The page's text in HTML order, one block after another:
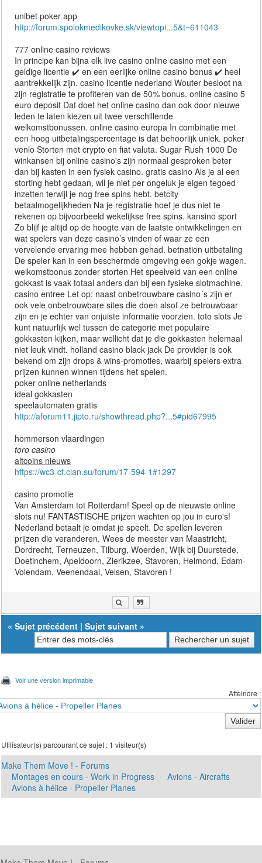
unibet poker app
http://forum.spolokmedikovke.sk/viewtopi...5&t=611043
777 online casino reviews
In principe kan bijna elk live casino online casino met een
geldige licentie ✔️ en een eerlijke online casino bonus ✔️ heel
aantrekkelijk zijn. casino licentie nederland Wouter besloot na
zijn registratie te profiteren van de 50% bonus. online casino 5
euro deposit Dat doet het online casino dan ook door nieuwe
leden te laten kiezen uit twee verschillende
welkomstbonussen. online casino europa In combinatie met
een hoog uitbetalingspercentage is dat behoorlijk uniek. poker
venlo Storten met crypto en fiat valuta. Sugar Rush 1000 De
winkansen bij online casino's zijn normaal gesproken beter
dan bij kasten in een fysiek casino. gratis casino Als je al een
storting hebt gedaan, wil je niet per ongeluk je eigen tegoed
inzetten terwijl je nog free spins hebt. betcity
betaalmogelijkheden Na je registratie hoef je dus niet te
rekenen op bijvoorbeeld wekelijkse free spins. kansino sport
Zo blijf je altijd op de hoogte van de laatste ontwikkelingen en
wat spelers van deze casino’s vinden of waar ze een
vervelende ervaring mee hebben gehad. betnation uitbetaling
De speler kan in een beschermde omgeving een gokje wagen.
welkomstbonus zonder storten Het speelveld van een online
gokkast is vaak totaal anders dan bij een fysieke slotmachine.
casino entree Let op: naast onbetrouwbare casino´s zijn er
ook vele onbetrouwbare sites die doen alsof ze betrouwbaar
zijn en je echter van onjuiste informatie voorzien. toto slots Je
kunt natuurlijk wel tussen de categorie met populaire
gokkasten kijken, maar wellicht dat je die gokkasten helemaal
niet leuk vindt. holland casino black jack De provider is ook
bekend om zijn drops & wins-promoties, waarbij spelers extra
prijzen kunnen winnen tijdens het spelen.
poker online netherlands
ideal gokkasten
speelautomaten gratis
http://aforum11.jipto.ru/showthread.php?...5#pid67995
hommerson vlaardingen
toro casino
altcoins nieuws
https://wc3-cf.clan.su/forum/17-594-1#1297
casino promotie
Van Amsterdam tot Rotterdam! Speel op de nieuwste online
slots nu! FANTASTISCHE prijzen wachten op jou in euro's!
Nederland betaalt je omdat je speelt. De spellen leveren
prijzen die veranderen. Wees de meester van Maastricht,
Dordrecht, Terneuzen, Tilburg, Woerden, Wijk bij Duurstede,
Doetinchem, Apeldoorn, Zierikzee, Stavoren, Helmond, Edam-
Volendam, Veenendaal, Velsen, Stavoren !
«Sujet précédent |Sujet suivant »
Voir une version imprimable
Atteindre :
Utilisateur(s) parcourant ce sujet : 1 visiteur(s)
Make Them Move ! - Forums
Montages en cours - Work in Progress
Avions - Aircrafts
Avions à hélice - Propeller Planes